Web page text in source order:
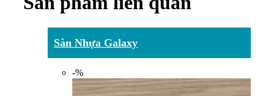
Sàn Nhựa Galaxy
-%